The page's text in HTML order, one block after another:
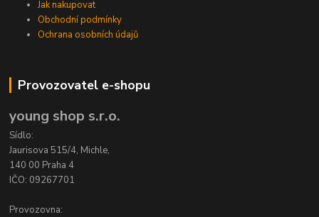
Jak nakupovat
Obchodní podmínky
Ochrana osobních údajů
Provozovatel e-shopu
young shop s.r.o.
Sídlo:
Jaurisova 515/4, Michle,
140 00 Praha 4
IČO: 09267701
Provozovna: